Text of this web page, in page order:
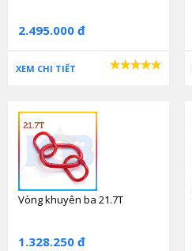
2.495.000 đ
XEM CHI TIẾT
Vòng khuyên ba 21.7T
1.328.250 đ